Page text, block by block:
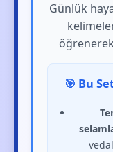
Günlük
🎯 Bu